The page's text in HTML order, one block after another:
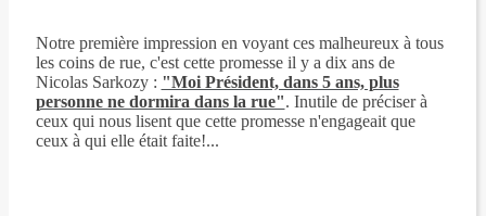
Notre première impression en voyant ces malheureux à tous
les coins de rue, c'est cette promesse il y a dix ans de
Nicolas Sarkozy : "Moi Président, dans 5 ans, plus
personne ne dormira dans la rue". Inutile de préciser à
ceux qui nous lisent que cette promesse n'engageait que
ceux à qui elle était faite!...